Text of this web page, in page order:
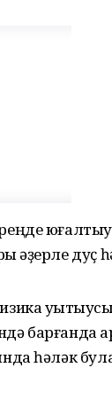
ҡәҙерле
барғанда
һәләк